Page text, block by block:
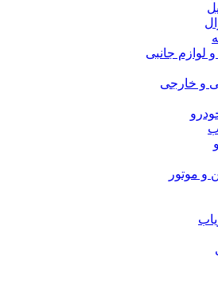
لوازم جانبی
و خارجی
و موتور